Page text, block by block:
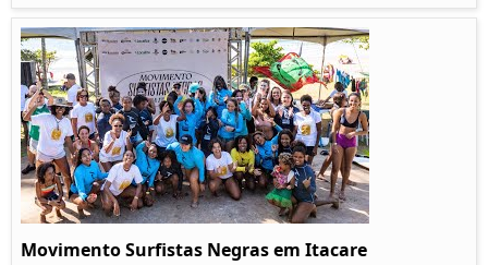
Movimento Surfistas Negras em Itacare